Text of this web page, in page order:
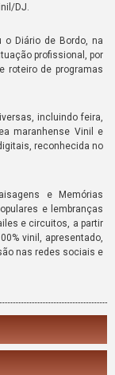
DJ.
o Diário de Bordo, na
profissional, por
roteiro de programas
incluindo feira,
maranhense Vinil e
reconhecida no
e Memórias
e lembranças
e circuitos, a partir
vinil, apresentado,
nas redes sociais e